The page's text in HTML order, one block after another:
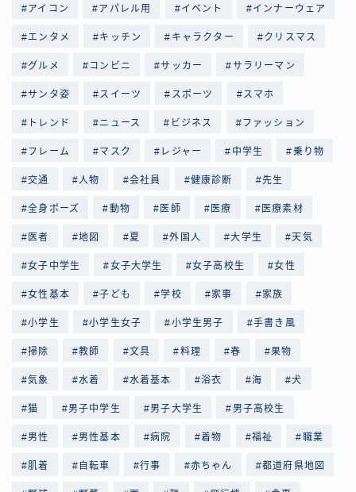
アイコン アパレル用 イベント インナーウェア
エンタメ キッチン キャラクター クリスマス
グルメ コンビニ サッカー サラリーマン
サンタ姿 スイーツ スポーツ スマホ
トレンド ニュース ビジネス ファッション
フレーム マスク レジャー 中学生 乗り物
交通 人物 会社員 健康診断 先生
全身ポーズ 動物 医師 医療 医療素材
医者 地図 夏 外国人 大学生 天気
女子中学生 女子大学生 女子高校生 女性
女性基本 子ども 学校 家事 家族
小学生 小学生女子 小学生男子 手書き風
掃除 教師 文具 料理 春 果物
気象 水着 水着基本 浴衣 海 犬
猫 男子中学生 男子大学生 男子高校生
男性 男性基本 病院 着物 福祉 職業
肌着 自転車 行事 赤ちゃん 都道府県地図